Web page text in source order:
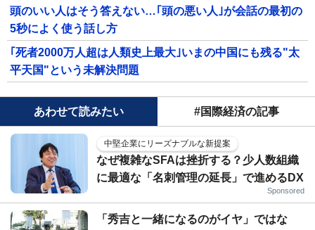
頭のいい人はそう答えない…｢頭の悪い人｣が会話の最初の
5秒によく使う話し方
｢死者2000万人超は人類史上最大｣いまの中国にも残る"太
平天国"という未解決問題
あわせて読みたい #国際経済の記事
中堅企業にリーズナブルな新提案
なぜ複雑なSFAは挫折する？少人数組織
に最適な「名刺管理の延長」で進めるDX
Sponsored
「秀吉と一緒になるのがイヤ」ではな